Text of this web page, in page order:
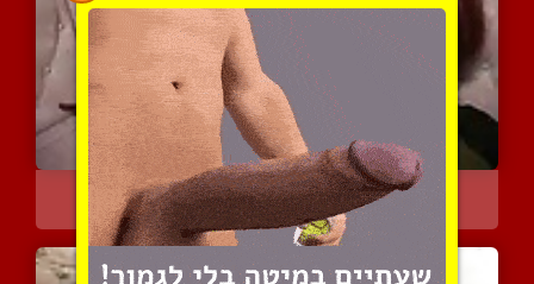
אמא חרמנית משתובבת עם נע...
10097 צפיות | 2 המלצות